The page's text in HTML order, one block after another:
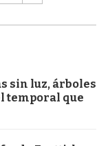
sin luz, árboles
temporal que